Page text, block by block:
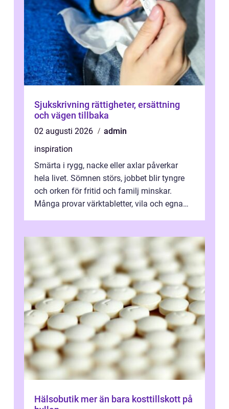
Sjukskrivning rättigheter, ersättning
och vägen tillbaka
02 augusti 2026
admin
inspiration
Smärta i rygg, nacke eller axlar påverkar
hela livet. Sömnen störs, jobbet blir tyngre
och orken för fritid och familj minskar.
Många provar värktabletter, vila och egna
Hälsobutik mer än bara kosttillskott på